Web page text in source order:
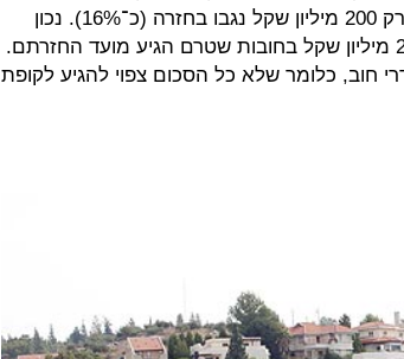
להתיישבות במסגרת אותן הלוואות, רק 200 מיליון שקל נגבו בחזרה (כ־16%). נכון
לסוף שנת 2012 נותרה יתרה של 275 מיליון שקל בחובות שטרם הגיע מועד החזרתם.
חוב, כלומר שלא כל הסכום צפוי להגיע לקופת